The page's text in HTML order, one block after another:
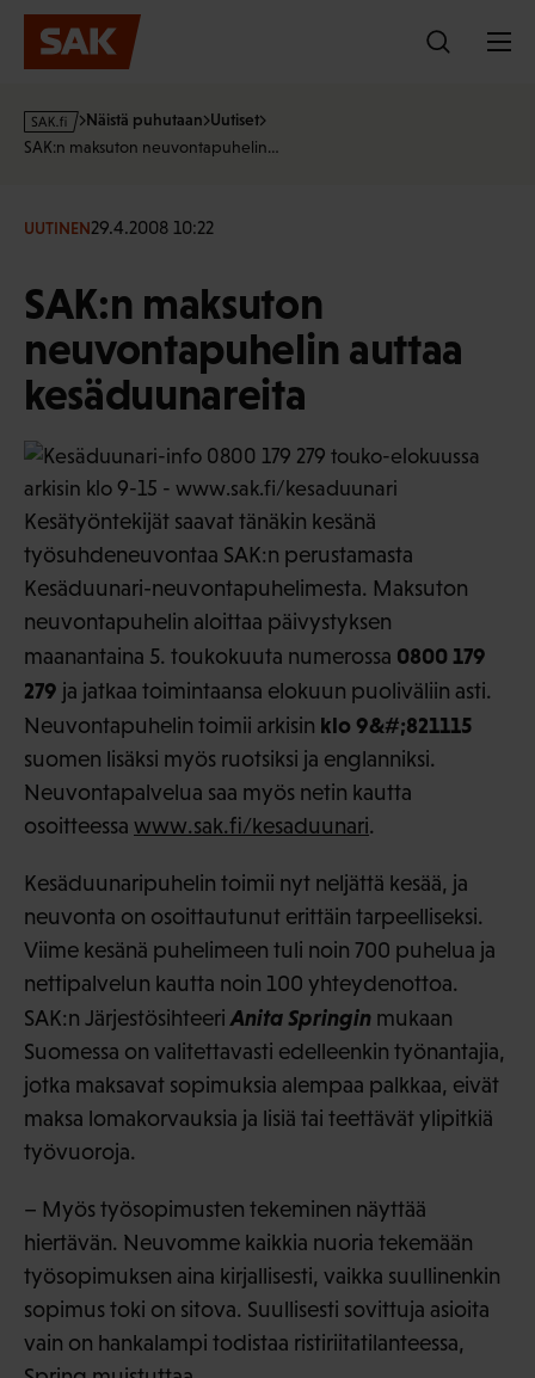
Hyppää
sisältöön
s
a
f
Näistä puhutaan Uutiset
SAK:n maksuton neuvontapuhelin…
UUTINEN29.4.2008 10:22
SAK:n maksuton
neuvontapuhelin auttaa
kesäduunareita
Kesätyöntekijät saavat tänäkin kesänä
työsuhdeneuvontaa SAK:n perustamasta
Kesäduunari-neuvontapuhelimesta. Maksuton
neuvontapuhelin aloittaa päivystyksen
maanantaina 5. toukokuuta numerossa 0800 179
279 ja jatkaa toimintaansa elokuun puoliväliin asti.
Neuvontapuhelin toimii arkisin klo 9&#;821115
suomen lisäksi myös ruotsiksi ja englanniksi.
Neuvontapalvelua saa myös netin kautta
osoitteessa www.sak.fi/kesaduunari.
Kesäduunaripuhelin toimii nyt neljättä kesää, ja
neuvonta on osoittautunut erittäin tarpeelliseksi.
Viime kesänä puhelimeen tuli noin 700 puhelua ja
nettipalvelun kautta noin 100 yhteydenottoa.
SAK:n Järjestösihteeri Anita Springin mukaan
Suomessa on valitettavasti edelleenkin työnantajia,
jotka maksavat sopimuksia alempaa palkkaa, eivät
maksa lomakorvauksia ja lisiä tai teettävät ylipitkiä
työvuoroja.
– Myös työsopimusten tekeminen näyttää
hiertävän. Neuvomme kaikkia nuoria tekemään
työsopimuksen aina kirjallisesti, vaikka suullinenkin
sopimus toki on sitova. Suullisesti sovittuja asioita
vain on hankalampi todistaa ristiriitatilanteessa,